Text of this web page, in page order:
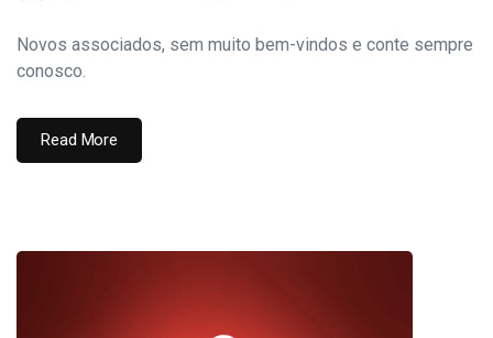
Novos associados, sem muito bem-vindos e conte sempre
conosco.
Read More